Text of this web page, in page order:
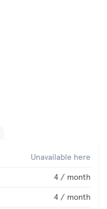
Unavailable here
4 / month
4 / month